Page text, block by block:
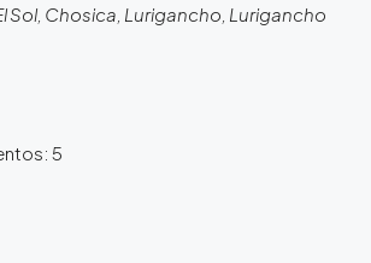
Sol, Chosica, Lurigancho, Lurigancho
5